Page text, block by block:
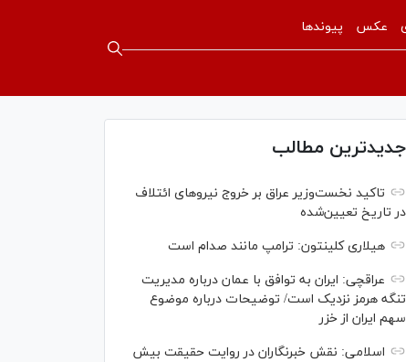
عکس پیوندها
جدیدترین مطالب
تاکید نخست‌وزیر عراق بر خروج نیروهای ائتلاف
در تاریخ تعیین‌شده
هیلاری کلینتون: ترامپ مانند صدام است
عراقچی: ایران به توافق با عمان درباره مدیریت
تنگه هرمز نزدیک است/ توضیحات درباره موضوع
سهم ایران از خزر
اسلامی: نقش خبرنگاران در روایت حقیقت بیش